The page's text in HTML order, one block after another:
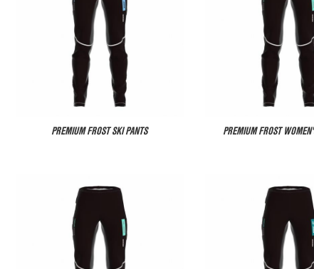
PREMIUM FROST SKI PANTS PREMIUM FROST